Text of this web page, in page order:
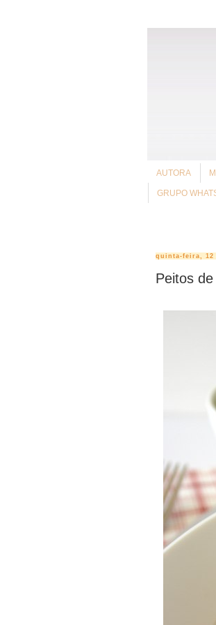
AUTORA
GRUPO
quinta-feira, 12
Peitos